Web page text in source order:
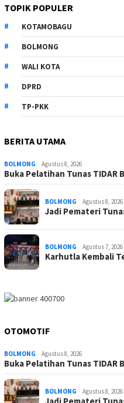
TOPIK POPULER
KOTAMOBAGU
BOLMONG
WALI KOTA
DPRD
TP-PKK
BERITA UTAMA
BOLMONG Agustus 8, 2026
Buka Pelatihan Tunas TIDAR
BOLMONG Agustus 8, 2026
Jadi Pemateri
BOLMONG Agustus 7, 2026
Karhutla Kembali
OTOMOTIF
BOLMONG Agustus 8, 2026
Buka Pelatihan Tunas TIDAR
BOLMONG Agustus 8, 2026
Jadi Pemateri